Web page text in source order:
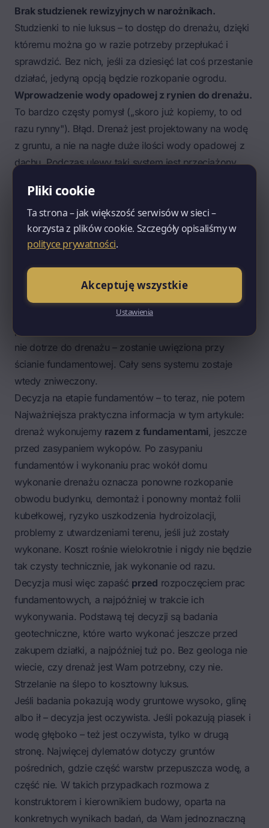
Brak studzienek rewizyjnych w narożnikach.
Studzienki to nie luksus – to dostęp do drenażu, dzięki
któremu można go w razie potrzeby przepłukać i
sprawdzić. Bez nich, jeśli za dziesięć lat coś przestanie
działać, jedyną opcją będzie rozkopanie ogrodu.
Wprowadzenie wody opadowej z rynien do drenażu.
To bardzo częsty pomysł („skoro już kopiemy, to od
razu rynny"). Błąd. Drenaż jest projektowany na wodę
z gruntu, a nie na nagłe duże ilości wody opadowej z
dachu. Podczas ulewy taki system jest przeciążony,
chronić. Wodę z rynien trzeba prowadzić osobnym
systemem – do studni chłonnej, do kanalizacji
deszczowej albo na powierzchnię terenu z dala od
budynku. Nigdy do drenażu opaskowego.
zamiast warstwą żwiru i pospółki.Drenaż w obsypce
żwirowej działa, bo woda ma jak do niego dotrzeć.
Jeśli wykonawca obsypie rury cienką warstwą żwiru, a
powyżej zwali glinę z wykopu, to woda w glinie nigdy
nie dotrze do drenażu – zostanie uwięziona przy
ścianie fundamentowej. Cały sens systemu zostaje
wtedy zniweczony.
Decyzja na etapie fundamentów – to teraz, nie potem
Najważniejsza praktyczna informacja w tym artykule:
drenaż wykonujemy razem z fundamentami, jeszcze
przed zasypaniem wykopów. Po zasypaniu
fundamentów i wykonaniu prac wokół domu
wykonanie drenażu oznacza ponowne rozkopanie
obwodu budynku, demontaż i ponowny montaż folii
kubełkowej, ryzyko uszkodzenia hydroizolacji,
problemy z utwardzeniami terenu, jeśli już zostały
wykonane. Koszt rośnie wielokrotnie i nigdy nie będzie
tak czysty technicznie, jak wykonanie od razu.
Decyzja musi więc zapaść przed rozpoczęciem prac
fundamentowych, a najpóźniej w trakcie ich
wykonywania. Podstawą tej decyzji są badania
geotechniczne, które warto wykonać jeszcze przed
zakupem działki, a najpóźniej tuż po. Bez geologa nie
wiecie, czy drenaż jest Wam potrzebny, czy nie.
Strzelanie na ślepo to kosztowny luksus.
Jeśli badania pokazują wody gruntowe wysoko, glinę
albo ił – decyzja jest oczywista. Jeśli pokazują piasek i
wodę głęboko – też jest oczywista, tylko w drugą
stronę. Najwięcej dylematów dotyczy gruntów
pośrednich, gdzie część warstw przepuszcza wodę, a
część nie. W takich przypadkach rozmowa z
konstruktorem i kierownikiem budowy, oparta na
konkretnych wynikach badań, da Wam jednoznaczną
Pliki cookie
Ta strona – jak większość serwisów w sieci –
korzysta z plików cookie. Szczegóły opisaliśmy w
polityce prywatności.
Akceptuję wszystkie
Ustawienia